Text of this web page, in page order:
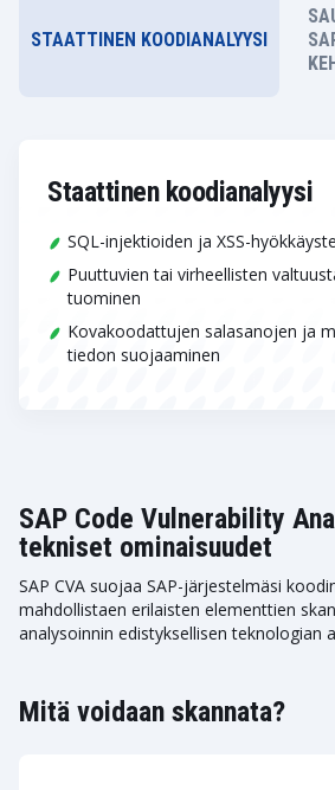
STAATTINEN KOODIANALYYSI
Staattinen koodianalyysi
SQL-injektioiden ja XSS-
Puuttuvien tai virheellisten
tuominen
Kovakoodattujen salasanojen ja
tiedon suojaaminen
SAP Code Vulnerability
tekniset ominaisuudet
SAP CVA suojaa SAP-järjestelmäsi
mahdollistaen erilaisten elementtien
analysoinnin edistyksellisen teknologian
Mitä voidaan skannata?